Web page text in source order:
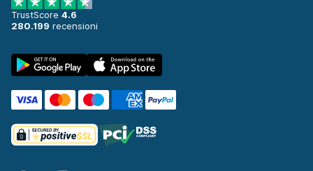
TrustScore 4.6
280.199 recensioni